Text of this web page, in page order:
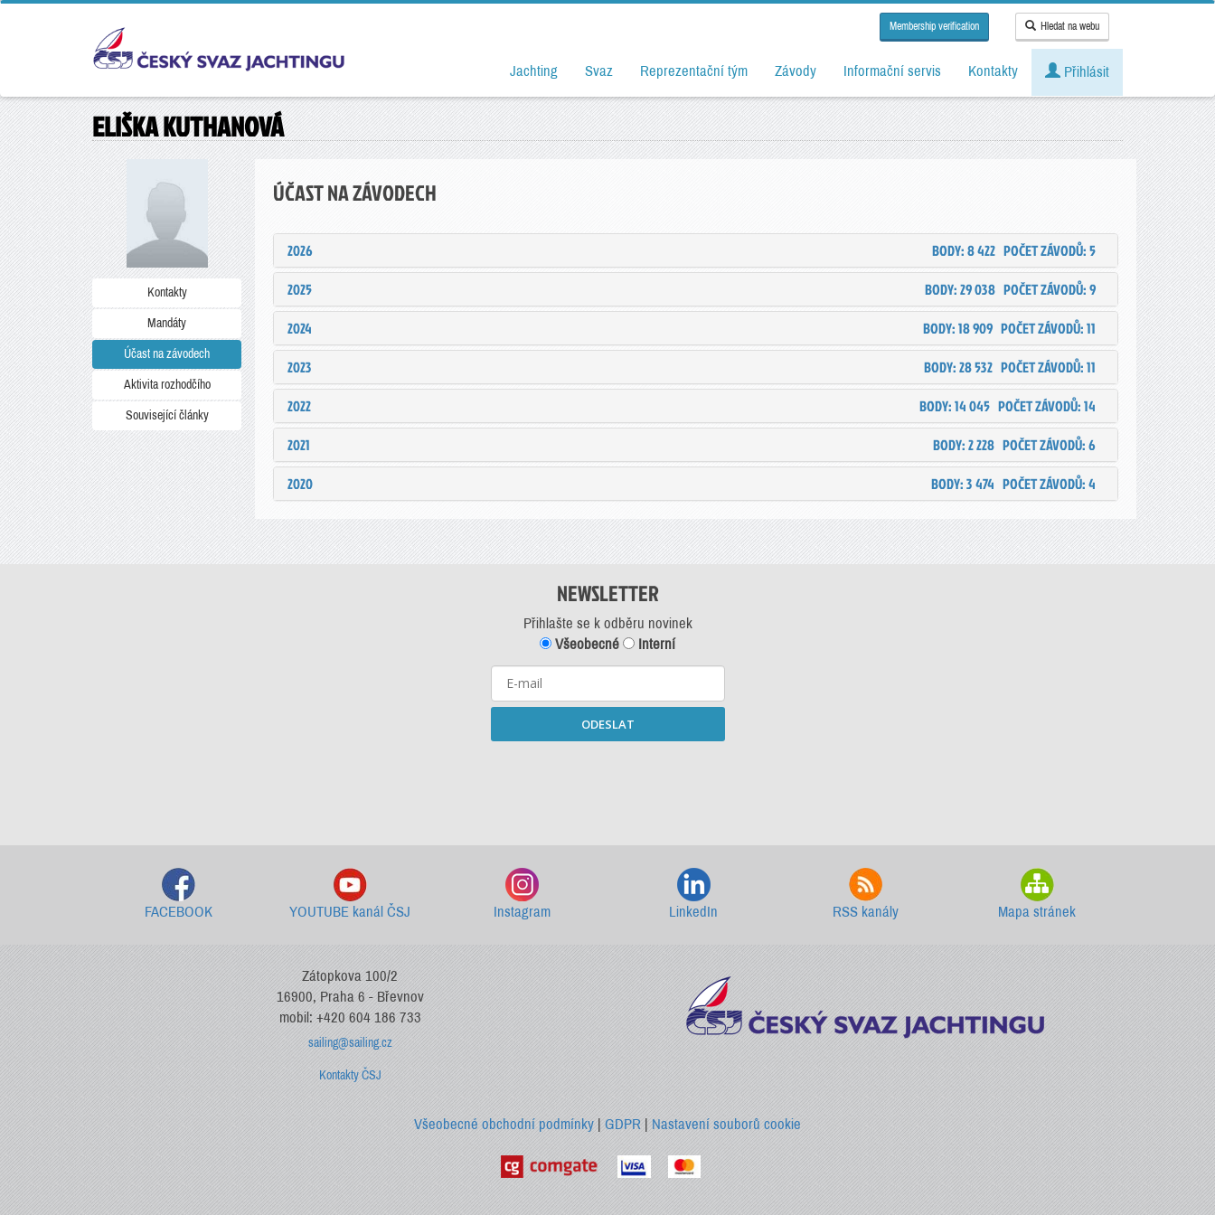
Membership verification Hledat na webu
Jachting Svaz Reprezentační tým Závody Informační servis Kontakty Přihlásit
ELIŠKA KUTHANOVÁ
Kontakty
Mandáty
Účast na závodech
Aktivita rozhodčího
Související články
ÚČAST NA ZÁVODECH
2026 POČET ZÁVODŮ: 5
BODY: 8 422
2025
POČET ZÁVODŮ: 9
BODY: 29 038
2024
POČET ZÁVODŮ: 11
BODY: 18 909
2023
POČET ZÁVODŮ: 11
BODY: 28 532
2022
POČET ZÁVODŮ: 14
BODY: 14 045
2021
POČET ZÁVODŮ: 6
BODY: 2 228
2020
POČET ZÁVODŮ: 4
BODY: 3 474
NEWSLETTER
Přihlašte se k odběru novinek
Všeobecné
Interní
ODESLAT
FACEBOOK YOUTUBE kanál ČSJ Instagram LinkedIn RSS kanály Mapa stránek
Zátopkova 100/2
16900, Praha 6 - Břevnov
mobil: +420 604 186 733
sailing@sailing.cz
Kontakty ČSJ
Všeobecné obchodní podmínky | GDPR|Nastavení souborů cookie